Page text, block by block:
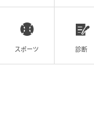
スポーツ 診断